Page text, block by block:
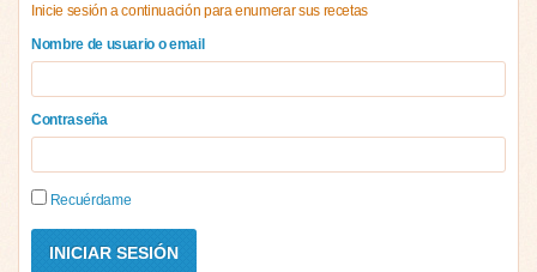
Inicie sesión a continuación para enumerar sus recetas
Nombre de usuario o email
Contraseña
Recuérdame